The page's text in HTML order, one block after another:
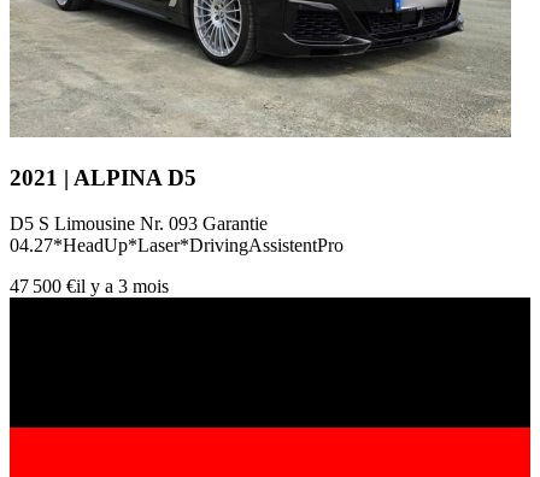
2021 | ALPINA D5
D5 S Limousine Nr. 093 Garantie
04.27*HeadUp*Laser*DrivingAssistentPro
47 500 €il y a 3 mois